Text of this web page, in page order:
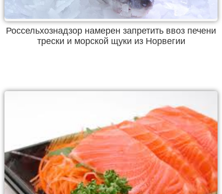
Россельхознадзор намерен запретить ввоз печени
трески и морской щуки из Норвегии